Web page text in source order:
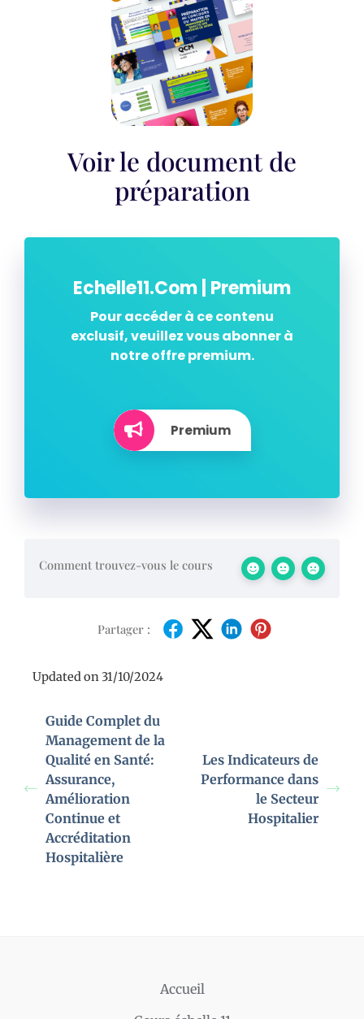
Voir le document de
préparation
Echelle11.com | Premium
Pour accéder à ce contenu
exclusif, veuillez vous abonner à
notre offre premium.
Premium
Comment trouvez-vous le cours
Partager :
Updated on 31/10/2024
Guide Complet du
Management de la
Qualité en Santé:
Assurance,
Amélioration
Continue et
Accréditation
Hospitalière
Les Indicateurs de
Performance dans
le Secteur
Hospitalier
Accueil